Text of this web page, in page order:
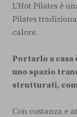
L’Hot Pilates è
Pilates
calore.
Portarlo a casa
uno spazio
strutturati,
Con costanza e